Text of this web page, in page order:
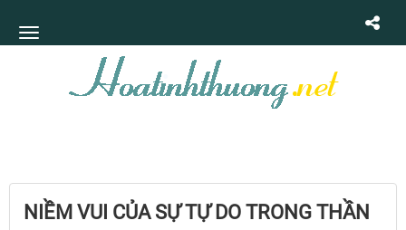
NIỀM VUI CỦA SỰ TỰ DO TRONG THẦN